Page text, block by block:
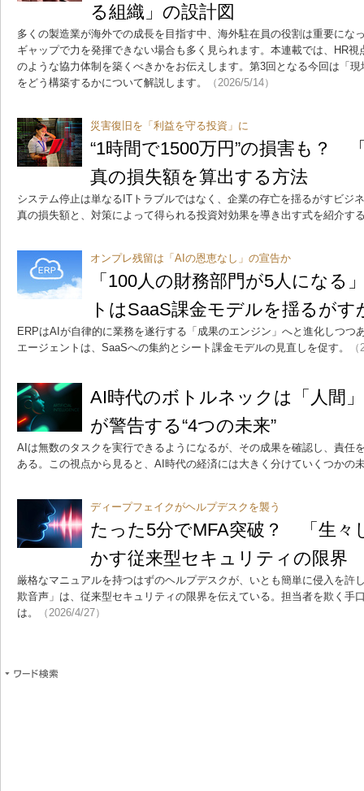
る組織」の設計図
多くの製造業が海外での成長を目指す中、海外駐在員の役割は重要にな
ギャップで力を発揮できない場合も多く見られます。本連載では、HR
のような協力体制を築くべきかをお伝えします。第3回となる今回は「
をどう構築するかについて解説します。
（2026/5/14）
災害復旧を「利益を守る投資」に
“1時間で1500万円”の損害も？
真の損失額を算出する方法
システム停止は単なるITトラブルではなく、企業の存亡を揺るがすビジ
真の損失額と、対策によって得られる投資対効果を導き出す式を紹介す
オンプレ残留は「AIの恩恵なし」の宣告か
「100人の財務部門が5人にな
トはSaaS課金モデルを揺るがす
ERPはAIが自律的に業務を遂行する「成果のエンジン」へと進化しつつ
エージェントは、SaaSへの集約とシート課金モデルの見直しを促す。
AI時代のボトルネックは「人間
が警告する“4つの未来”
AIは無数のタスクを実行できるようになるが、その成果を確認し、責任
ある。この視点から見ると、AI時代の経済には大きく分けていくつかの
ディープフェイクがヘルプデスクを襲う
たった5分でMFA突破？ 「生々
かす従来型セキュリティの限界
厳格なマニュアルを持つはずのヘルプデスクが、いとも簡単に侵入を許
欺音声」は、従来型セキュリティの限界を伝えている。担当者を欺く手
は。
（2026/4/27）